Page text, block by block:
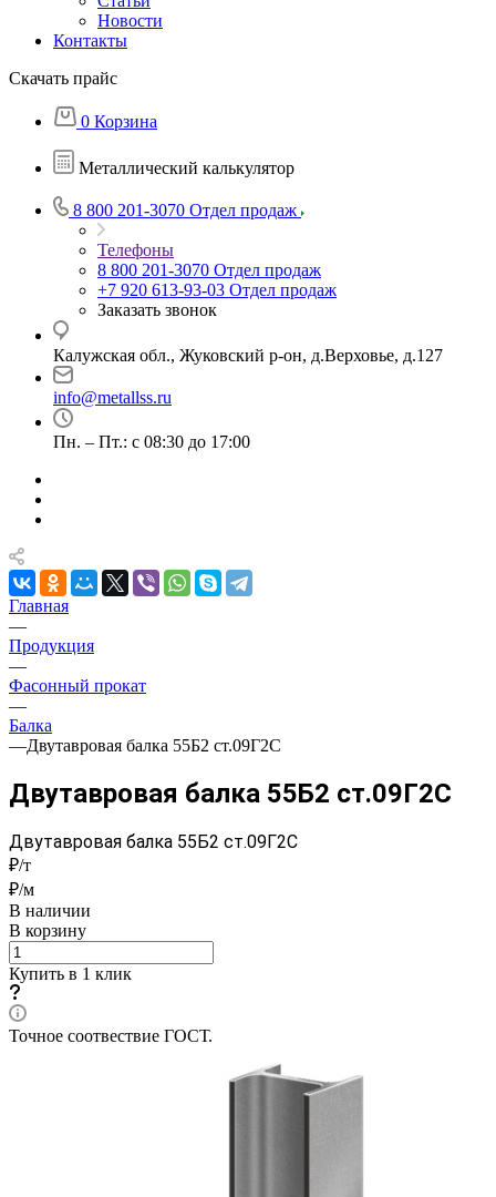
Новости
Контакты
Скачать прайс
0 Корзина
Металлический калькулятор
8 800 201-3070 Отдел продаж
Телефоны
8 800 201-3070 Отдел продаж
+7 920 613-93-03 Отдел продаж
Заказать звонок
Калужская обл., Жуковский р-он, д.Верховье, д.127
info@metallss.ru
Пн. – Пт.: с 08:30 до 17:00
Главная
—
Продукция
—
Фасонный прокат
—
Балка
—Двутавровая балка 55Б2 ст.09Г2С
Двутавровая балка 55Б2 ст.09Г2С
Двутавровая балка 55Б2 ст.09Г2С
₽/т
₽/м
В наличии
В корзину
Купить в 1 клик
Точное соотвествие ГОСТ.